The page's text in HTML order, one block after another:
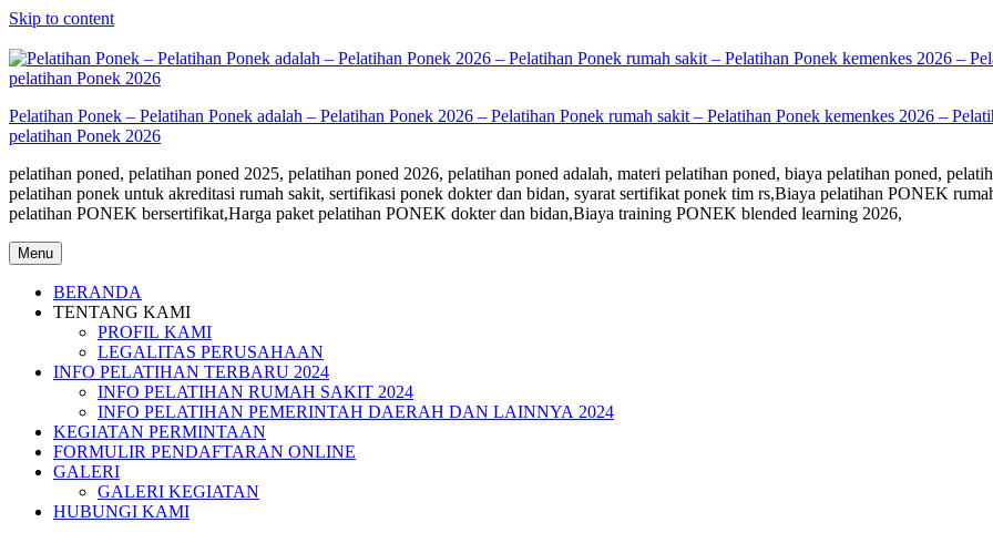
Skip to content
Pelatihan Ponek – Pelatihan Ponek adalah – Pelatihan Ponek 2026 – Pelatihan Ponek rumah sakit – Pelatihan Ponek kemenkes 2026 –
pelatihan Ponek 2026
pelatihan poned, pelatihan poned 2025, pelatihan poned 2026, pelatihan poned adalah, materi pelatihan poned, biaya pelatihan poned, pelatihan ponek bersertifikat kemenkes, pelatihan ponek standar starkes,
pelatihan ponek untuk akreditasi rumah sakit, sertifikasi ponek dokter dan bidan, syarat sertifikat ponek tim rs,Biaya pelatihan PONEK rumah sakit 2026,Jadwal pelatihan PONEK Kemenkes 2026,Pendaftaran
pelatihan PONEK bersertifikat,Harga paket pelatihan PONEK dokter dan bidan,Biaya training PONEK blended learning 2026,
Menu
BERANDA
TENTANG KAMI
PROFIL KAMI
LEGALITAS PERUSAHAAN
INFO PELATIHAN TERBARU 2024
INFO PELATIHAN RUMAH SAKIT 2024
INFO PELATIHAN PEMERINTAH DAERAH DAN LAINNYA 2024
KEGIATAN PERMINTAAN
FORMULIR PENDAFTARAN ONLINE
GALERI
GALERI KEGIATAN
HUBUNGI KAMI